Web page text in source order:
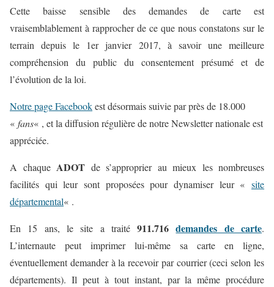
Cette baisse sensible des demandes de carte est
vraisemblablement à rapprocher de ce que nous constatons sur le
terrain depuis le 1er janvier 2017, à savoir une meilleure
compréhension du public du consentement présumé et de
l’évolution de la loi.
Notre page Facebookest désormais suivie par près de 18.000
« fans« , et la diffusion régulière de notre Newsletter nationale est
appréciée.
A chaque ADOT de s’approprier au mieux les nombreuses
facilités qui leur sont proposées pour dynamiser leur « site
départemental« .
En 15 ans, le site a traité911.716demandes de carte.
L’internaute peut imprimer lui-même sa carte en ligne,
éventuellement demander à la recevoir par courrier (ceci selon les
départements). Il peut à tout instant, par la même procédure